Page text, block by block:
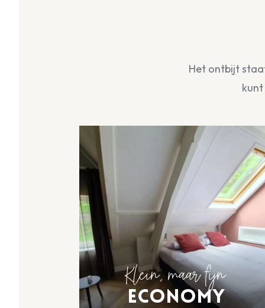
Het ontbijt
Klein, maar fijn
Economy